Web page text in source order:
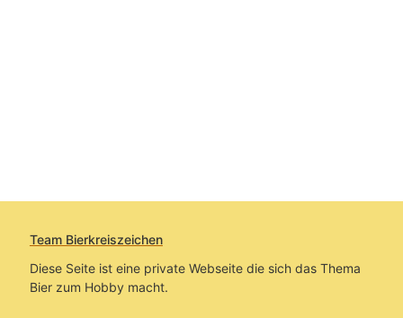
Team Bierkreiszeichen
Diese Seite ist eine private Webseite die sich das Thema
Bier zum Hobby macht.